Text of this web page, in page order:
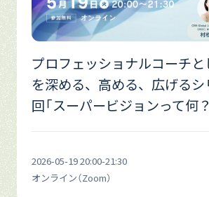
プロフェッショナルコーチ
を深める、高める、広げる
回「スーパービジョンって何？
2026-05-19 20:00-21:30
オンライン（Zoom）